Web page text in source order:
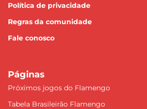
Política de privacidade
Regras da comunidade
Fale conosco
Páginas
Próximos jogos do Flamengo
Tabela Brasileirão Flamengo